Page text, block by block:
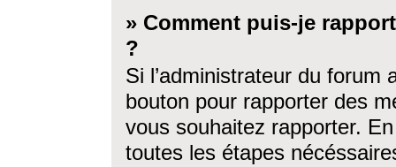
» Comment puis-je
?
Si l’administrateur du forum
bouton pour rapporter des
vous souhaitez rapporter.
toutes les étapes